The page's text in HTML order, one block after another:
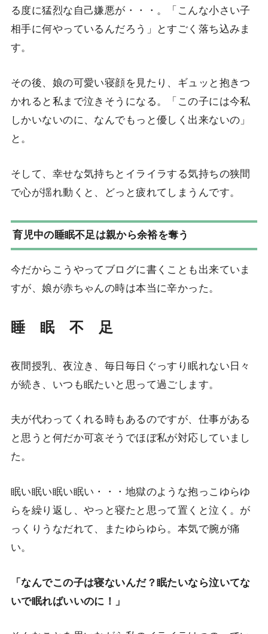
る度に猛烈な自己嫌悪が・・・。「こんな小さい子
相手に何やっているんだろう」とすごく落ち込みま
す。
その後、娘の可愛い寝顔を見たり、ギュッと抱きつ
かれると私まで泣きそうになる。「この子には今私
しかいないのに、なんでもっと優しく出来ないの」
と。
そして、幸せな気持ちとイライラする気持ちの狭間
で心が揺れ動くと、どっと疲れてしまうんです。
育児中の睡眠不足は親から余裕を奪う
今だからこうやってブログに書くことも出来ていま
すが、娘が赤ちゃんの時は本当に辛かった。
睡 眠 不 足
夜間授乳、夜泣き、毎日毎日ぐっすり眠れない日々
が続き、いつも眠たいと思って過ごします。
夫が代わってくれる時もあるのですが、仕事がある
と思うと何だか可哀そうでほぼ私が対応していまし
た。
眠い眠い眠い眠い・・・地獄のような抱っこゆらゆ
らを繰り返し、やっと寝たと思って置くと泣く。が
っくりうなだれて、またゆらゆら。本気で腕が痛
い。
「なんでこの子は寝ないんだ？眠たいなら泣いてな
いで眠ればいいのに！」